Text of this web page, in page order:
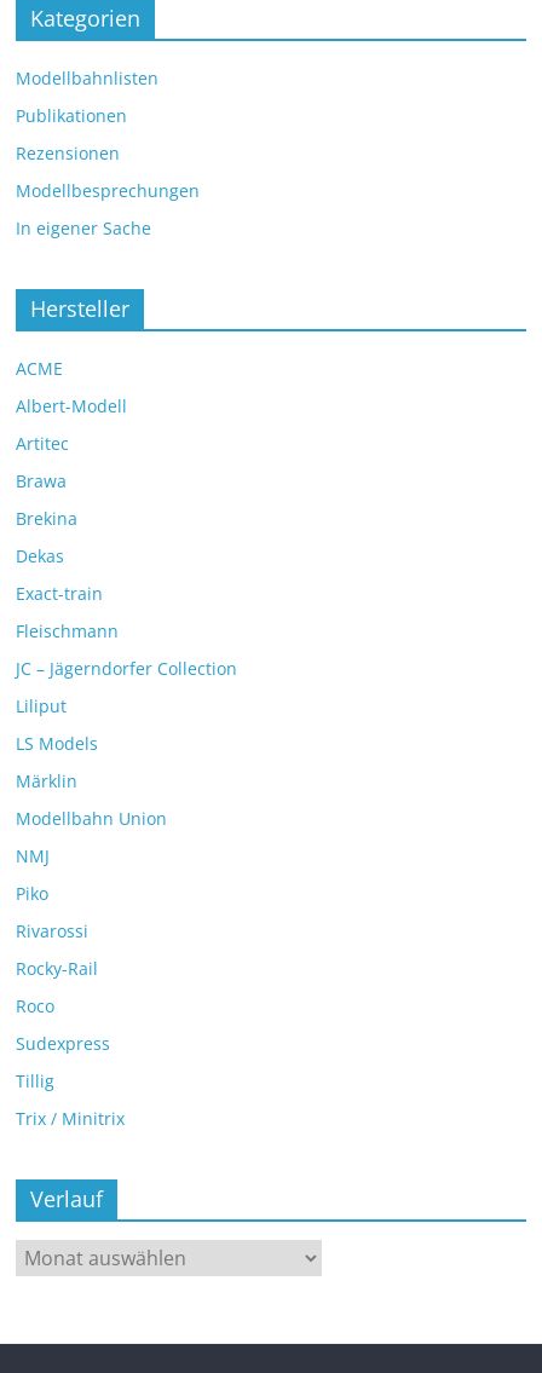
Kategorien
Modellbahnlisten
Publikationen
Rezensionen
Modellbesprechungen
In eigener Sache
Hersteller
ACME
Albert-Modell
Artitec
Brawa
Brekina
Dekas
Exact-train
Fleischmann
JC – Jägerndorfer Collection
Liliput
LS Models
Märklin
Modellbahn Union
NMJ
Piko
Rivarossi
Rocky-Rail
Roco
Sudexpress
Tillig
Trix / Minitrix
Verlauf